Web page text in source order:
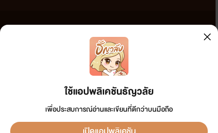
ใช้แอปพลิเคชันธัญวลัย
เพื่อประสบการณ์อ่านและเขียนที่ดีกว่าบนมือถือ
เว็บไซต์แห่งนี้ไม่ได้เห็นด้วยและไม่ขอรับผิดชอบต่อข้อความใดๆ ทั้งสิ้น ดังนั้นผู้อ่านทุกท่านโปรดใช้
วิจารณญาณในการกลั่นกรองด้วยตนเอง และหากท่านพบข้อความใดๆ ที่ขัดต่อกฎหมายและศีลธรรม
กรุณาแจ้งมาที่ tunwalai@ookbee.com เพื่อทีมงานจะได้ดำเนินการในทันที ทั้งนี้ ทางเว็บไซต์ขอสงวน
ลิขสิทธิ์ตามพระราชบัญญัติลิขสิทธิ์ (ฉบับเพิ่มเติม) พ.ศ.2558